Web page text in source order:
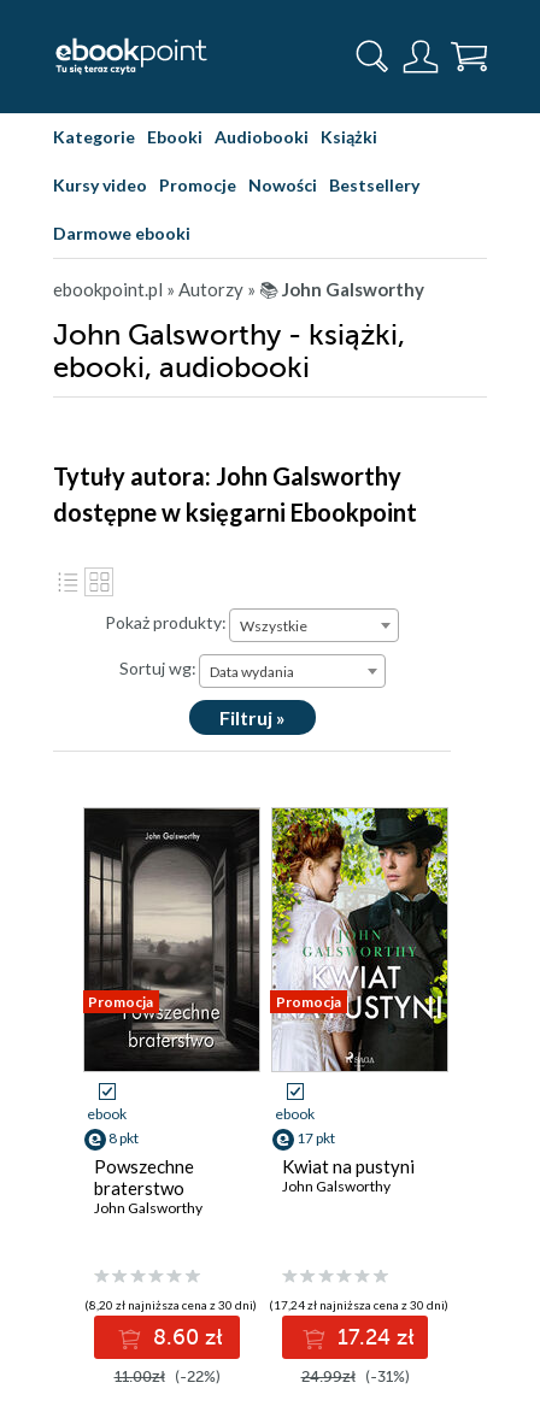
Kategorie Ebooki Audiobooki Książki
Kursy video Promocje Nowości Bestsellery
Darmowe ebooki
ebookpoint.pl » Autorzy » 📚John Galsworthy
John Galsworthy - książki,
ebooki, audiobooki
Tytuły autora: John Galsworthy
dostępne w księgarni Ebookpoint
Pokaż produkty: Wszystkie
Sortuj wg: Data wydania
Filtruj »
Promocja
ebook
8 pkt
Powszechne
braterstwo
John Galsworthy
(8,20 zł najniższa cena z 30 dni)
8.60 zł
11.00zł (-22%)
Promocja
ebook
17 pkt
Kwiat na pustyni
John Galsworthy
(17,24 zł najniższa cena z 30 dni)
17.24 zł
24.99zł (-31%)